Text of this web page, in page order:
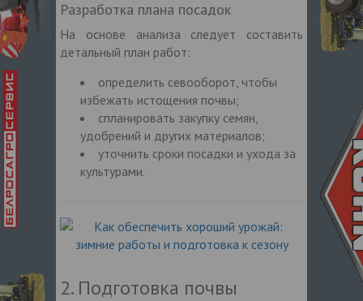
Разработка плана посадок
На основе анализа следует составить
детальный план работ:
определить севооборот, чтобы
избежать истощения почвы;
спланировать закупку семян,
удобрений и других материалов;
уточнить сроки посадки и ухода за
культурами.
2. Подготовка почвы